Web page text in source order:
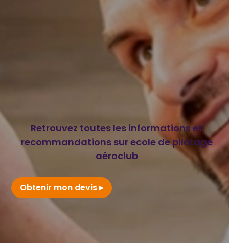
Retrouvez toutes les informations et
recommandations sur ecole de pilotage
aéroclub
Obtenir mon devis